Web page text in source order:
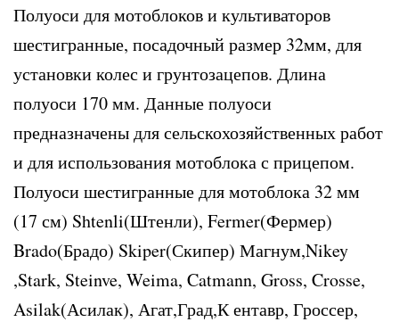
Полуоси для мотоблоков и культиваторов
шестигранные, посадочный размер 32мм, для
установки колес и грунтозацепов. Длина
полуоси 170 мм. Данные полуоси
предназначены для сельскохозяйственных работ
и для использования мотоблока с прицепом.
Полуоси шестигранные для мотоблока 32 мм
(17 см) Shtenli(Штенли), Fermer(Фермер)
Brado(Брадо) Skiper(Скипер) Магнум,Nikey
,Stark, Steinve, Weima, Catmann, Gross, Crosse,
Asilak(Асилак), Агат,Град,К ентавр, Гроссер,